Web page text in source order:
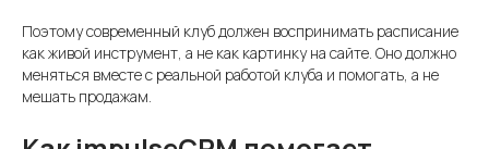
Поэтому современный клуб должен воспринимать расписание
как живой инструмент, а не как картинку на сайте. Оно должно
меняться вместе с реальной работой клуба и помогать, а не
мешать продажам.